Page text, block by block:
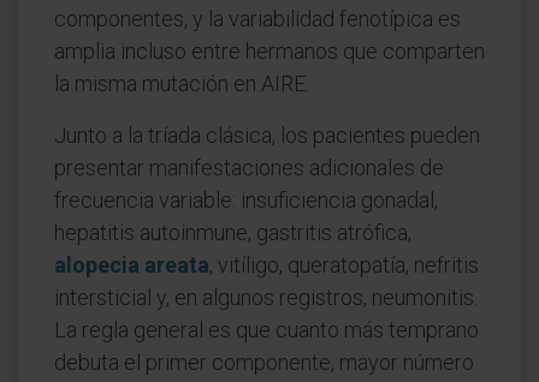
componentes, y la variabilidad fenotípica es
amplia incluso entre hermanos que comparten
la misma mutación en AIRE.
Junto a la tríada clásica, los pacientes pueden
presentar manifestaciones adicionales de
frecuencia variable: insuficiencia gonadal,
hepatitis autoinmune, gastritis atrófica,
alopecia areata, vitíligo, queratopatía, nefritis
intersticial y, en algunos registros, neumonitis.
La regla general es que cuanto más temprano
debuta el primer componente, mayor número